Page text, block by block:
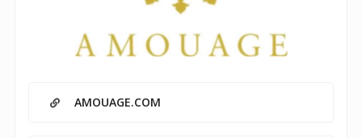
AMOUAGE.COM